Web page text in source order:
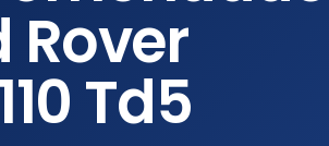
Rover
Td5